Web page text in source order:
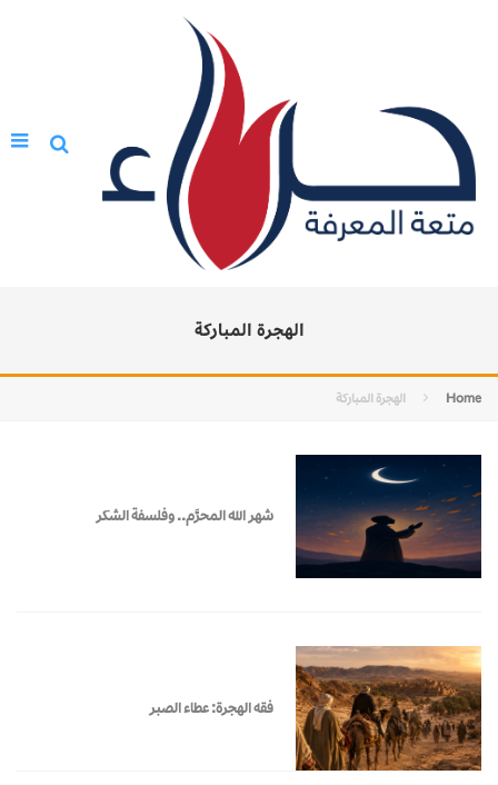
الهجرة المباركة
Home الهجرة المباركة
شهر الله المحرَّم.. وفلسفة الشكر
فقه الهجرة: عطاء الصبر